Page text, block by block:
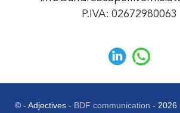
P.IVA: 02672980063
© - Adjectives - BDF communication - 2026